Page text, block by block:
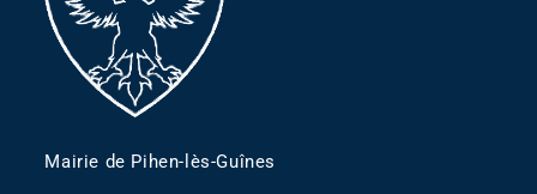
Mairie de Pihen-lès-Guînes